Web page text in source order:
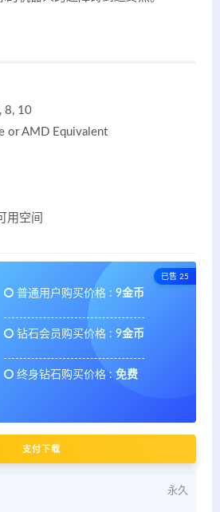
8, 10
or AMD Equivalent
用空间
已售 25
普通用户购买价格 : 9金币
钻石会员购买价格 : 9金币
终身钻石购买价格 : 免费
支付下载
永久